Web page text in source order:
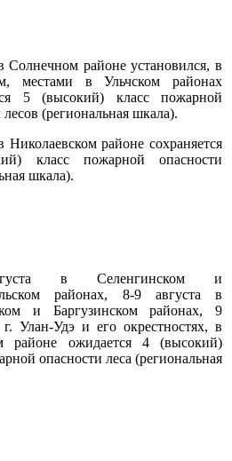
Солнечном районе установился, в
местами в Ульчском районах
5 (высокий) класс пожарной
лесов (региональная шкала).
районе сохраняется
класс пожарной опасности
шкала).
в Селенгинском и
районах, 8-9 августа в
и Баргузинском районах, 9
г. Улан-Удэ и его окрестностях, в
районе ожидается 4 (высокий)
опасности леса (региональная